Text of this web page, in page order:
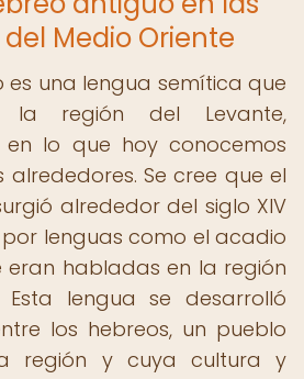
Medio Oriente
es una lengua semítica que
región del Levante,
en lo que hoy conocemos
alrededores. Se cree que el
alrededor del siglo XIV
por lenguas como el acadio
eran habladas en la región
lengua se desarrolló
los hebreos, un pueblo
región y cuya cultura y